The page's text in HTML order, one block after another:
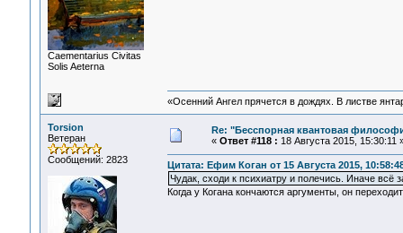
Сaementarius Civitas
Solis Aeterna
«Осенний Ангел прячется в дождях. В листве
Torsion
Ветеран
Сообщений: 2823
Re: "Бесспорная квантовая
« Ответ #118 : 18 Августа 2015, 15:30:11
Цитата: Ефим Коган от 15 Августа 2015,
Чудак, сходи к психиатру и полечись. Иначе всё
Когда у Когана кончаются аргументы, он